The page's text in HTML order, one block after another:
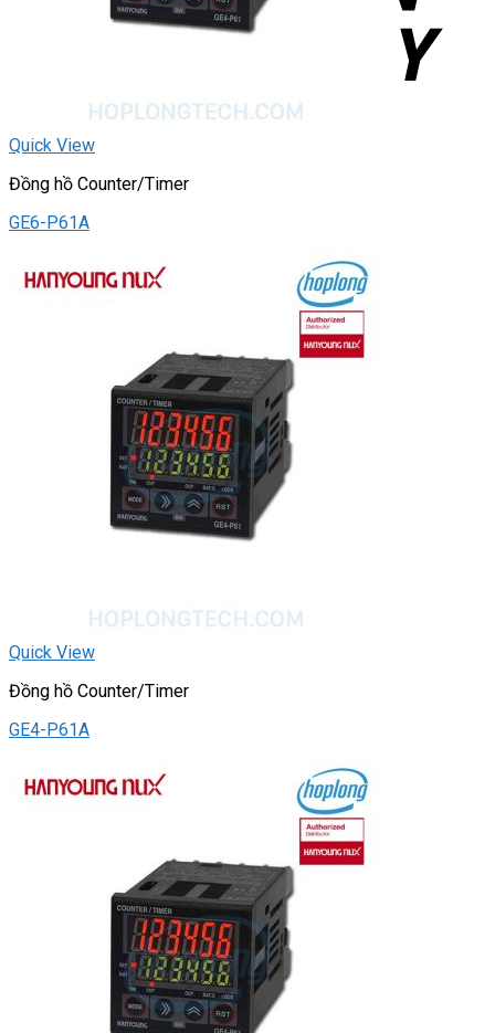
Quick View
Đồng hồ Counter/Timer
GE6-P61A
Quick View
Đồng hồ Counter/Timer
GE4-P61A